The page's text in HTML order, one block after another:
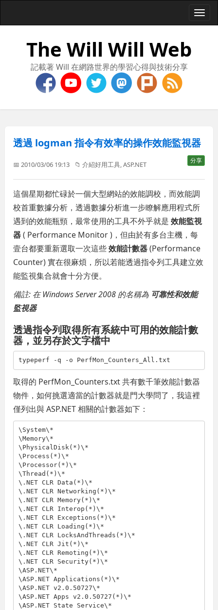
The Will Will Web
記載著 Will 在網路世界的學習心得與技術分享
透過 logman 指令有效率的操作效能監視器
分享
📅 2010/03/06 19:13 📁介紹好用工具 ,ASP.NET
這個星期都忙碌於一個大型網站的效能調校，而效能調
校首重數據分析，透過數據分析進一步瞭解應用程式所
遇到的效能瓶頸，最常使用的工具不外乎就是效能監視
器( Performance Monitor )，但由於有多台主機，每
壹台都要重新選取一次這些效能計數器(Performance
Counter) 實在很麻煩，所以若能透過指令列工具建立效
能監視集合就會十分方便。
備註: 在 Windows Server 2008 的名稱為 可靠性和效能
監視器
透過指令列取得所有系統中可用的效能計數
器，並另存於文字檔中
typeperf -q -o PerfMon_Counters_All.txt
取得的 PerfMon_Counters.txt 共有數千筆效能計數器
物件，如何挑選適當的計數器就是門大學問了，我這裡
僅列出與 ASP.NET 相關的計數器如下：
\System\*
\Memory\*
\PhysicalDisk(*)\*
\Process(*)\*
\Processor(*)\*
\Thread(*)\*
\.NET CLR Data(*)\*
\.NET CLR Networking(*)\*
\.NET CLR Memory(*)\*
\.NET CLR Interop(*)\*
\.NET CLR Exceptions(*)\*
\.NET CLR Loading(*)\*
\.NET CLR LocksAndThreads(*)\*
\.NET CLR Jit(*)\*
\.NET CLR Remoting(*)\*
\.NET CLR Security(*)\*
\ASP.NET\*
\ASP.NET Applications(*)\*
\ASP.NET v2.0.50727\*
\ASP.NET Apps v2.0.50727(*)\*
\ASP.NET State Service\*